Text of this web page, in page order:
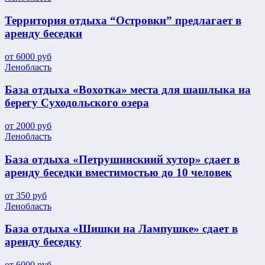
Территория отдыха “Островки” предлагает в
аренду беседки
от 6000 руб
Ленобласть
База отдыха «Вохотка» места для шашлыка на
берегу Суходольского озера
от 2000 руб
Ленобласть
База отдыха «Петрушинскиий хутор» сдает в
аренду беседки вместимостью до 10 человек
от 350 руб
Ленобласть
База отдыха «Шишки на Лампушке» сдает в
аренду беседку